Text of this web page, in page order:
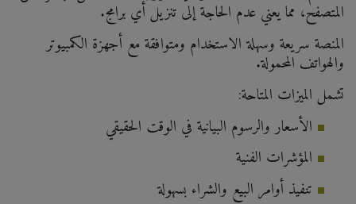
المتصفح، مما يعني عدم الحاجة إلى تنزيل أي برامج.
المنصة سريعة وسهلة الاستخدام ومتوافقة مع أجهزة الكمبيوتر
والهواتف المحمولة.
تشمل الميزات المتاحة:
الأسعار والرسوم البيانية في الوقت الحقيقي
المؤشرات الفنية
تنفيذ أوامر البيع والشراء بسهولة